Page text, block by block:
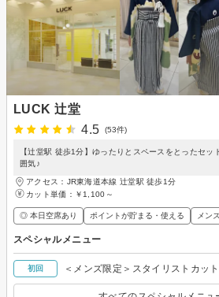
LUCK 辻堂
4.5
(53件)
【辻堂駅 徒歩1分】ゆったりとスペースをとったセッ
囲気♪
アクセス：JR東海道本線 辻堂駅 徒歩1分
カット単価： ￥1,100～
◎ 本日空席あり ポイントが貯まる・使える メン
スペシャルメニュー
初回 ＜メンズ限定＞スタイリストカット